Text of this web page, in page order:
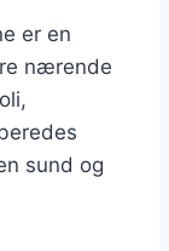
er en
nærende
sund og